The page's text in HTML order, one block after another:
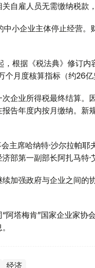
自雇人员无需缴纳税款
小企业主体停止经营
，根据《税法典》修订
月度核算指标（约26亿
企业所得税最终结算
告年度内按月缴纳。新
主席哈纳特·沙尔拉帕
部第一副部长阿扎马特·
加强政府与企业之间的
阿塔梅肯”国家企业家协
经济